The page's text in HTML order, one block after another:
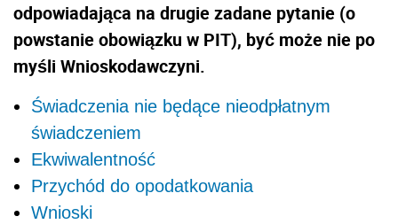
odpowiadająca na drugie zadane pytanie (o
powstanie obowiązku w PIT), być może nie po
myśli Wnioskodawczyni.
Świadczenia nie będące nieodpłatnym
świadczeniem
Ekwiwalentność
Przychód do opodatkowania
Wnioski